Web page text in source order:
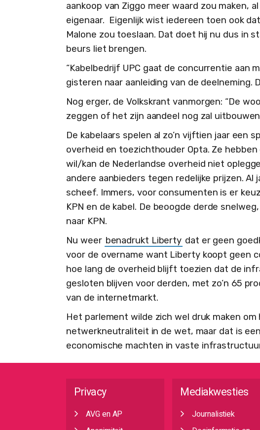
aankoop van Ziggo meer waard zou maken,
eigenaar. Eigenlijk wist iedereen toen ook
Malone zou toeslaan. Dat doet hij nu dus in
beurs liet brengen.
“Kabelbedrijf UPC gaat de concurrentie aan
gisteren naar aanleiding van de deelneming.
Nog erger, de Volkskrant vanmorgen: “De
zeggen of het zijn aandeel nog zal
De kabelaars spelen al zo’n vijftien jaar een
overheid en toezichthouder Opta. Ze
wil/kan de Nederlandse overheid niet
andere aanbieders tegen redelijke prijzen.
scheef. Immers, voor consumenten is er
KPN en de kabel. De beoogde derde
naar KPN.
Nu weer benadrukt Liberty dat er geen
voor de overname want Liberty koopt geen
hoe lang de overheid blijft toezien dat de
gesloten blijven voor derden, met zo’n 65
van de internetmarkt.
Het parlement wilde zich wel druk maken
netwerkneutraliteit in de wet, maar dat is
economische machten in vaste
Privacy
AVG en AP
Mediakwesties
Journalistiek